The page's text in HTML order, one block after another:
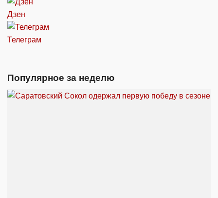
Дзен
Телеграм
Популярное за неделю